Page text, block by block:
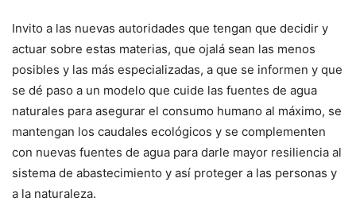
Invito a las nuevas autoridades que tengan que decidir y
actuar sobre estas materias, que ojalá sean las menos
posibles y las más especializadas, a que se informen y que
se dé paso a un modelo que cuide las fuentes de agua
naturales para asegurar el consumo humano al máximo, se
mantengan los caudales ecológicos y se complementen
con nuevas fuentes de agua para darle mayor resiliencia al
sistema de abastecimiento y así proteger a las personas y
a la naturaleza.